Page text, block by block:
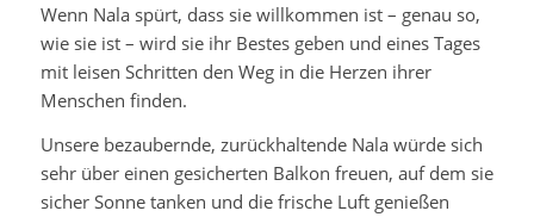
Wenn Nala spürt, dass sie willkommen ist – genau so,
wie sie ist – wird sie ihr Bestes geben und eines Tages
mit leisen Schritten den Weg in die Herzen ihrer
Menschen finden.
Unsere bezaubernde, zurückhaltende Nala würde sich
sehr über einen gesicherten Balkon freuen, auf dem sie
sicher Sonne tanken und die frische Luft genießen